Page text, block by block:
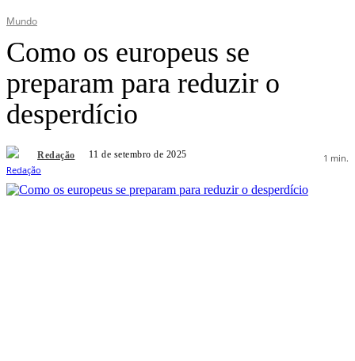
Mundo
Como os europeus se
preparam para reduzir o
desperdício
Redação 11 de setembro de 2025 1 min.